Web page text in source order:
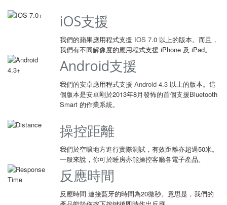
iOS支援
我們的蘋果應用程式支援 IOS 7.0 以上的版本。而且，
我們有不同解像度的應用程式支援 iPhone 及 iPad。
Android支援
我們的安卓應用程式支援 Android 4.3 以上的版本。這
個版本是安卓剛於2013年8月發怖的首個支援Bluetooth
Smart 的作業系統。
操控距離
我們於空曠地方進行實際測試，有效距離亦超過50米。
一般來說，你可於睡房亦能操控客廳各電子產品。
反應時間
反應時間 連接藍牙的時間為20微秒。意思是，我們的